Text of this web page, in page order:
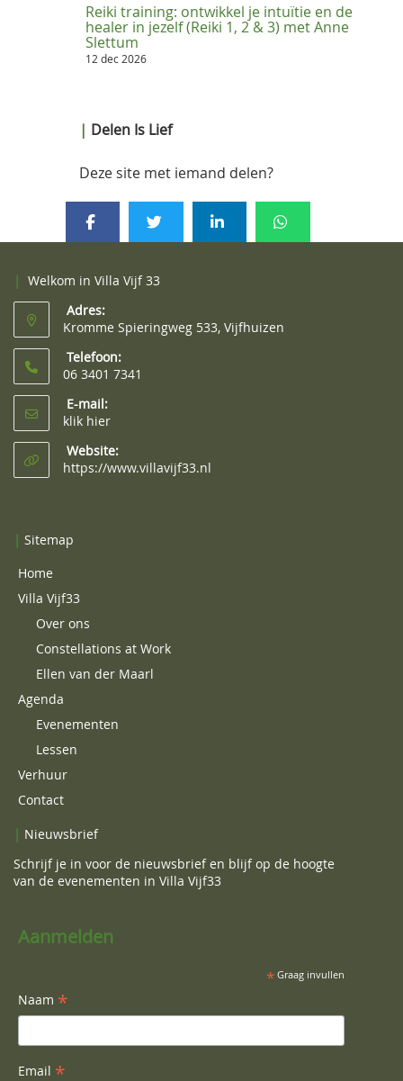
Reiki training: ontwikkel je intuïtie en de
healer in jezelf (Reiki 1, 2 & 3) met Anne
Slettum
12 dec 2026
| Delen Is Lief
Deze site met iemand delen?
| Welkom in Villa Vijf 33
Adres:
Kromme Spieringweg 533, Vijfhuizen
Telefoon:
06 3401 7341
E-mail:
klik hier
Website:
https://www.villavijf33.nl
| Sitemap
Home
Villa Vijf33
Over ons
Constellations at Work
Ellen van der Maarl
Agenda
Evenementen
Lessen
Verhuur
Contact
| Nieuwsbrief
Schrijf je in voor de nieuwsbrief en blijf op de hoogte
van de evenementen in Villa Vijf33
Aanmelden
*Graag invullen
Naam *
Email *